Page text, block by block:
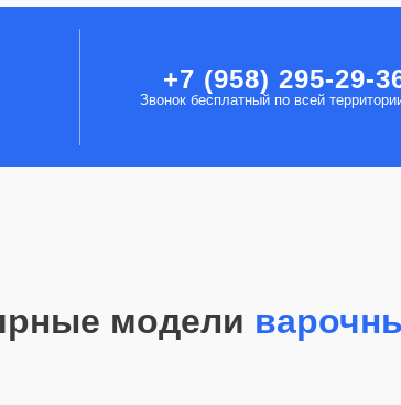
+7 (958) 295-29-
Звонок бесплатный по всей
модели